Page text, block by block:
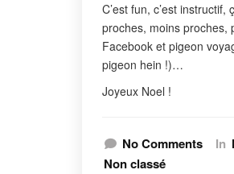
C’est fun, c’est
proches, moins proches,
Facebook et pigeon
pigeon hein !)…
Joyeux Noel !
No Comments In
Non classé